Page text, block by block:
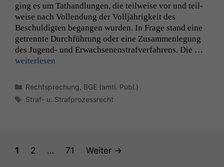
ging es um Tathand­lun­gen, die teil­weise vor und teil­
weise nach Vol­len­dung der Volljährigkeit des
Beschuldigten began­gen wur­den. In Frage stand eine
getren­nte Durch­führung oder eine Zusam­men­le­gung
des Jugend- und Erwach­se­nen­strafver­fahrens. Die …
weit­er­lesen
Kategorien
Rechtsprechung BGE (amtl. Publ.)
Schlagwörter
Straf- u. Strafprozessrecht
Seite
1 Seite
2 … Seite
71 Weiter →
Marketing
Wir speichern
anonyme Daten ab,
um interne
marketingtechnische
uns, unsere Website